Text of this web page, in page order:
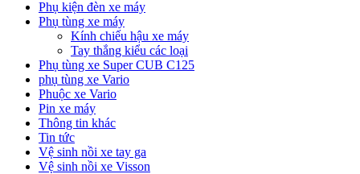
Phụ kiện đèn xe máy
Phụ tùng xe máy
Kính chiếu hậu xe máy
Tay thắng kiểu các loại
Phụ tùng xe Super CUB C125
phụ tùng xe Vario
Phuộc xe Vario
Pin xe máy
Thông tin khác
Tin tức
Vệ sinh nồi xe tay ga
Vệ sinh nồi xe Visson